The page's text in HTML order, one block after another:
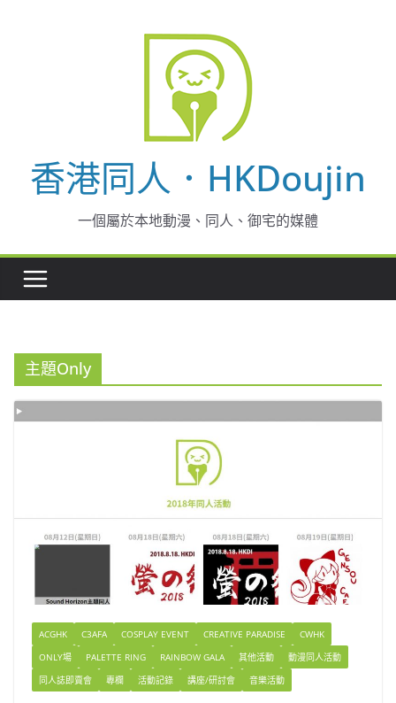
香港同人．HKDoujin
一個屬於本地動漫、同人、御宅的媒體
主題Only
ACGHK C3AFA COSPLAY EVENT CREATIVE PARADISE
CWHK
ONLY場
PALETTE RING RAINBOW GALA 其他活動
動漫同人活動
同人誌即賣會
專欄 活動記錄 講座/研討會 音樂活動